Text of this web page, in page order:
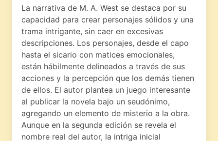
La narrativa de M. A. West se destaca por su
capacidad para crear personajes sólidos y una
trama intrigante, sin caer en excesivas
descripciones. Los personajes, desde el capo
hasta el sicario con matices emocionales,
están hábilmente delineados a través de sus
acciones y la percepción que los demás tienen
de ellos. El autor plantea un juego interesante
al publicar la novela bajo un seudónimo,
agregando un elemento de misterio a la obra.
Aunque en la segunda edición se revela el
nombre real del autor, la intriga inicial